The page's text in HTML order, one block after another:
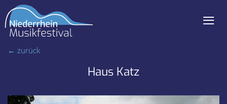
≡
← zurück
Haus Katz